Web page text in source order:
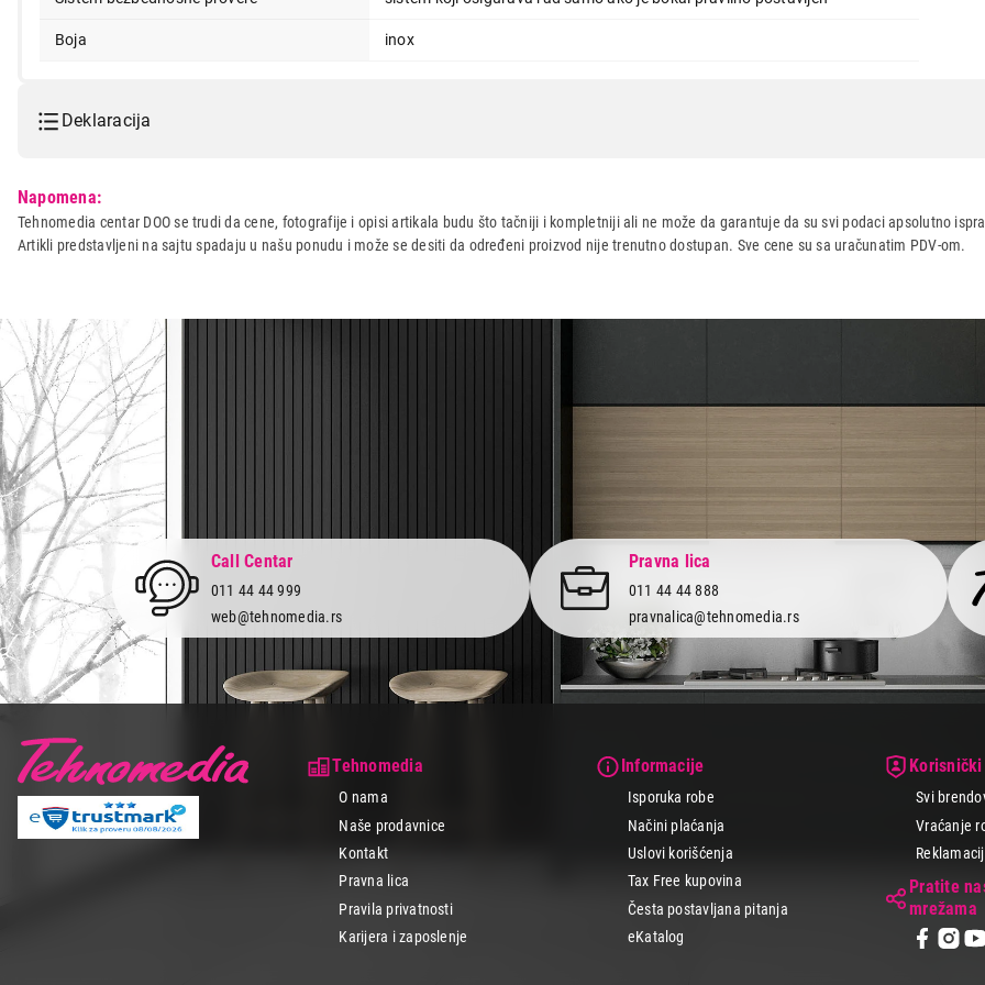
Boja inox
Deklaracija
Naziv i vrsta robe:
BLENDER
Uvoznik:
ReproMarket d.o.o.
Napomena:
Tehnomedia centar DOO se trudi da cene, fotografije i opisi artikala budu što tačniji i kompletniji ali ne može da garantuje da su svi podaci apsolutno
Artikli predstavljeni na sajtu spadaju u našu ponudu i može se desiti da određeni proizvod nije trenutno dostupan. Sve cene su sa uračunatim PDV-om.
Call Centar
011 44 44 999
web@tehnomedia.rs
Pravna lica
011 44 44 888
pravnalica@tehnomedia.rs
Tehnomedia
O nama
Naše prodavnice
Kontakt
Pravna lica
Pravila privatnosti
Karijera i zaposlenje
Informacije
Isporuka robe
Načini plaćanja
Uslovi korišćenja
Tax Free kupovina
Česta postavljana pitanja
eKatalog
Svi
Vraćanje
Pratite
mrežama